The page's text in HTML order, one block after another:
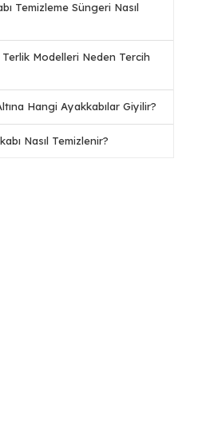
Temizleme Süngeri Nasıl
Modelleri Neden Tercih
Hangi Ayakkabılar Giyilir?
Nasıl Temizlenir?